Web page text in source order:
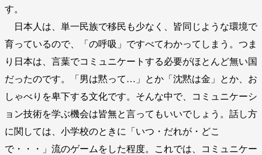
す。
日本人は、単一民族で移民も少なく、皆同じような環境で
育っているので、「の呼吸」ですべてわかってしまう。つま
り日本は、言葉でコミュニケートする必要がほとんど無い国
だったのです。「男は黙って…」とか「沈黙は金」とか、お
しゃべりを卑下する文化です。そんな中で、コミュニケーシ
ョン技術を学ぶ機会は皆無と言ってもいいでしょう。話し方
に関しては、小学校のときに「いつ・だれが・どこ
で・・・」流のゲームをした程度。これでは、コミュニケー